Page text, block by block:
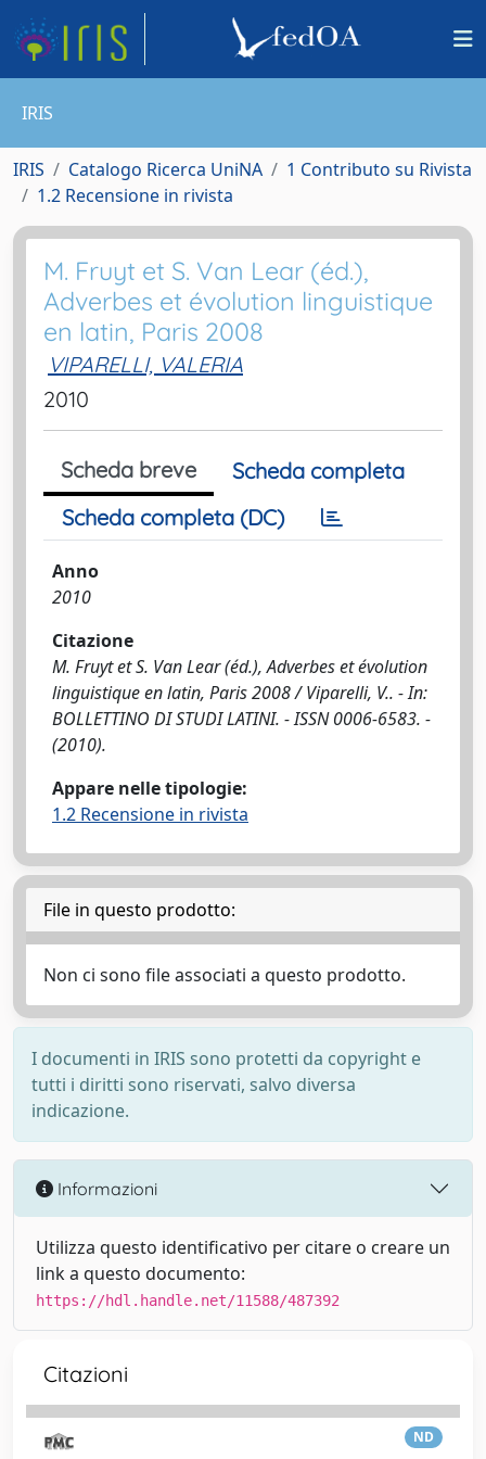
IRIS
IRIS Catalogo Ricerca UniNA
1 Contributo su Rivista
1.2 Recensione in rivista
M. Fruyt et S. Van Lear (éd.),
Adverbes et évolution linguistique
en latin, Paris 2008
VIPARELLI, VALERIA
2010
Scheda breve
Scheda completa
Scheda completa (DC)
Anno
2010
Citazione
M. Fruyt et S. Van Lear (éd.), Adverbes et évolution
linguistique en latin, Paris 2008 / Viparelli, V.. - In:
BOLLETTINO DI STUDI LATINI. - ISSN 0006-6583. -
(2010).
Appare nelle tipologie:
1.2 Recensione in rivista
File in questo prodotto:
Non ci sono file associati a questo prodotto.
I documenti in IRIS sono protetti da copyright e
tutti i diritti sono riservati, salvo diversa
indicazione.
Informazioni
Utilizza questo identificativo per citare o creare un
link a questo documento:
https://hdl.handle.net/11588/487392
Citazioni
ND